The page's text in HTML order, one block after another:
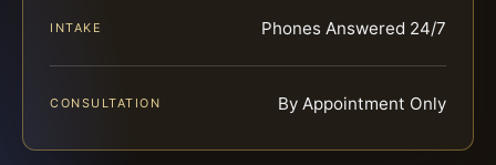
INTAKE Phones Answered 24/7
CONSULTATION By Appointment Only